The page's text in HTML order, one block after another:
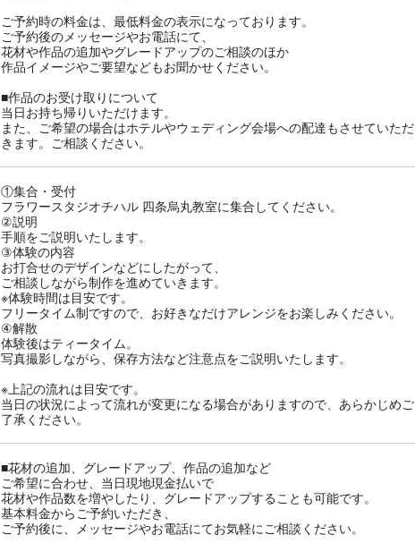
ご予約時の料金は、最低料金の表示になっております。
ご予約後のメッセージやお電話にて、
花材や作品の追加やグレードアップのご相談のほか
作品イメージやご要望などもお聞かせください。
■作品のお受け取りについて
当日お持ち帰りいただけます。
また、ご希望の場合はホテルやウェディング会場への配達もさせていただ
きます。ご相談ください。
①集合・受付
フラワースタジオチハル 四条烏丸教室に集合してください。
②説明
手順をご説明いたします。
③体験の内容
お打合せのデザインなどにしたがって、
ご相談しながら制作を進めていきます。
※体験時間は目安です。
フリータイム制ですので、お好きなだけアレンジをお楽しみください。
④解散
体験後はティータイム。
写真撮影しながら、保存方法など注意点をご説明いたします。
※上記の流れは目安です。
当日の状況によって流れが変更になる場合がありますので、あらかじめご
了承ください。
■花材の追加、グレードアップ、作品の追加など
ご希望に合わせ、当日現地現金払いで
花材や作品数を増やしたり、グレードアップすることも可能です。
基本料金からご予約いただき、
ご予約後に、メッセージやお電話にてお気軽にご相談ください。